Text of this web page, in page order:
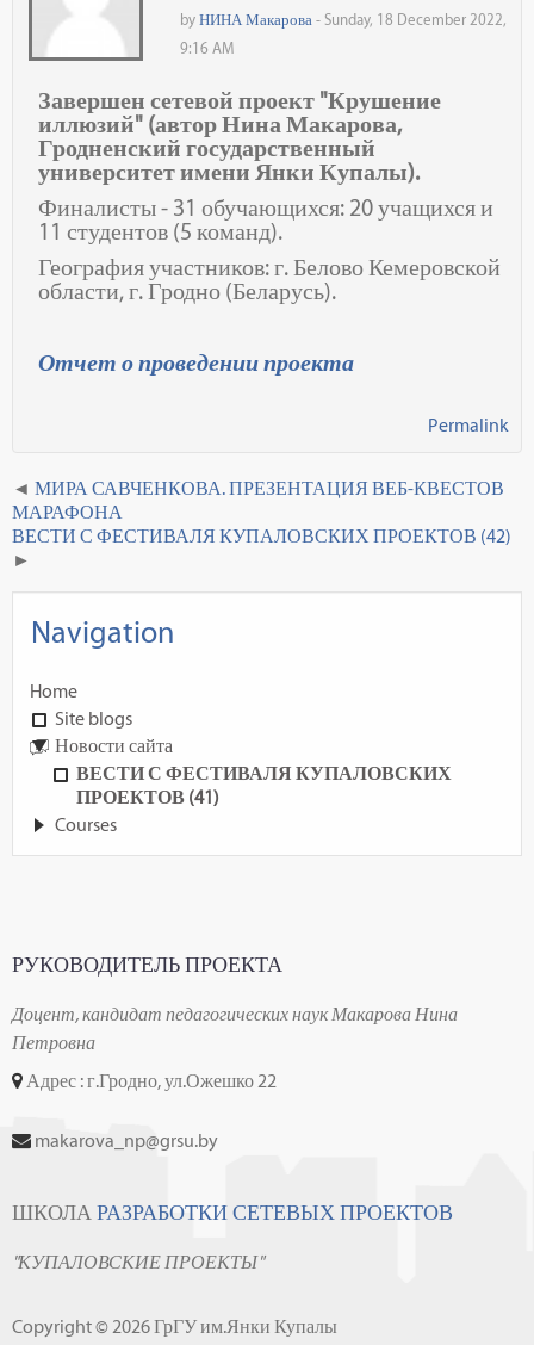
by НИНА Макарова - Sunday, 18 December 2022,
9:16 AM
Завершен сетевой проект "Крушение
иллюзий" (автор Нина Макарова,
Гродненский государственный
университет имени Янки Купалы).
Финалисты - 31 обучающихся: 20 учащихся и
11 студентов (5 команд).
География участников: г. Белово Кемеровской
области, г. Гродно (Беларусь).
Отчет о проведении проекта
Permalink
МИРА САВЧЕНКОВА. ПРЕЗЕНТАЦИЯ ВЕБ-КВЕСТОВ
МАРАФОНА
ВЕСТИ С ФЕСТИВАЛЯ КУПАЛОВСКИХ ПРОЕКТОВ (42)
Navigation
Home
Site blogs
Новости сайта
ВЕСТИ С ФЕСТИВАЛЯ КУПАЛОВСКИХ
ПРОЕКТОВ (41)
Courses
РУКОВОДИТЕЛЬ ПРОЕКТА
Доцент, кандидат педагогических наук Макарова Нина
Петровна
Адрес : г.Гродно, ул.Ожешко 22
makarova_np@grsu.by
ШКОЛА РАЗРАБОТКИ СЕТЕВЫХ ПРОЕКТОВ
"КУПАЛОВСКИЕ ПРОЕКТЫ"
Copyright © 2026 ГрГУ им.Янки Купалы